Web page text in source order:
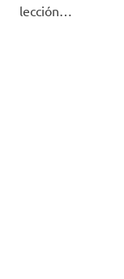
lección…